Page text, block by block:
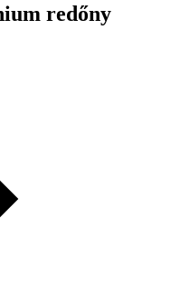
redőny